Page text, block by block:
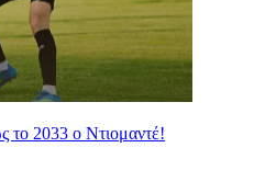
το 2033 ο Ντιομαντέ!